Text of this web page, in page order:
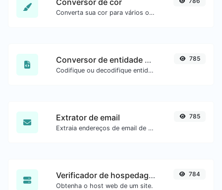
Conversor de cor
Converta sua cor para vários outros formatos.
Conversor de entidade HTML
Codifique ou decodifique entidades HTML para qualquer entrada.
785
Extrator de email
Extraia endereços de email de qualquer tipo de conteúdo de texto.
785
Verificador de hospedagem do site
Obtenha o host web de um site.
784